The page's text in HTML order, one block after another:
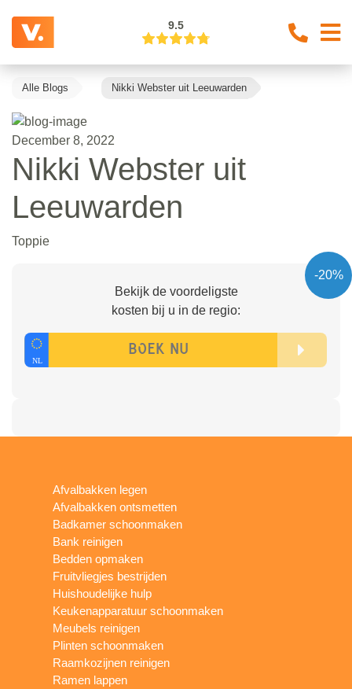
9.5
Alle Blogs Nikki Webster uit Leeuwarden
December 8, 2022
Nikki Webster uit
Leeuwarden
Toppie
-20%
Bekijk de voordeligste
kosten bij u in de regio:
Afvalbakken legen
Afvalbakken ontsmetten
Badkamer schoonmaken
Bank reinigen
Bedden opmaken
Fruitvliegjes bestrijden
Huishoudelijke hulp
Keukenapparatuur schoonmaken
Meubels reinigen
Plinten schoonmaken
Raamkozijnen reinigen
Ramen lappen